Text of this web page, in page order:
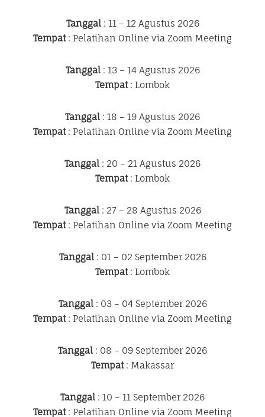
Tanggal: 11 – 12 Agustus 2026
Tempat: Pelatihan Online via Zoom Meeting
Tanggal: 13 – 14 Agustus 2026
Tempat: Lombok
Tanggal : 18 – 19 Agustus 2026
Tempat: Pelatihan Online via Zoom Meeting
Tanggal : 20 – 21 Agustus 2026
Tempat: Lombok
Tanggal: 27 – 28 Agustus 2026
Tempat: Pelatihan Online via Zoom Meeting
Tanggal: 01 – 02 September 2026
Tempat: Lombok
Tanggal: 03 – 04 September 2026
Tempat: Pelatihan Online via Zoom Meeting
Tanggal : 08 – 09 September 2026
Tempat: Makassar
Tanggal : 10 – 11 September 2026
Tempat: Pelatihan Online via Zoom Meeting